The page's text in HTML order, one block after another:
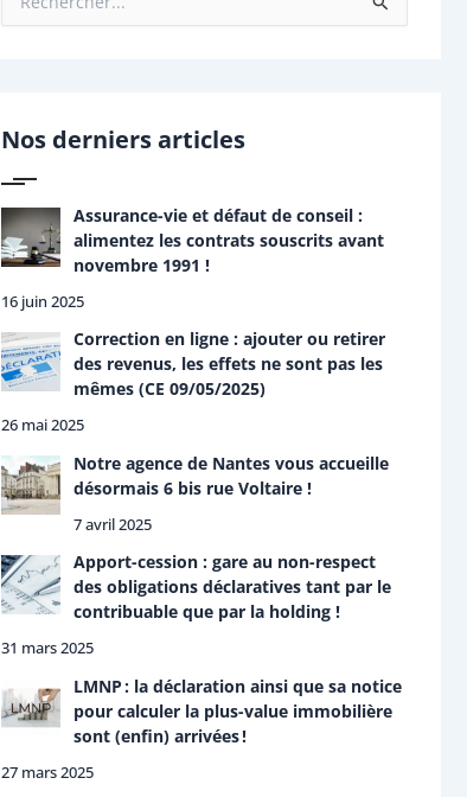
e
c
e
r
:
Nos derniers articles
Assurance-vie et défaut de conseil :
alimentez les contrats souscrits avant
novembre 1991 !
16 juin 2025
Correction en ligne : ajouter ou retirer
des revenus, les effets ne sont pas les
mêmes (CE 09/05/2025)
26 mai 2025
Notre agence de Nantes vous accueille
désormais 6 bis rue Voltaire !
7 avril 2025
Apport-cession : gare au non-respect
des obligations déclaratives tant par le
contribuable que par la holding !
31 mars 2025
LMNP : la déclaration ainsi que sa notice
pour calculer la plus-value immobilière
sont (enfin) arrivées !
27 mars 2025